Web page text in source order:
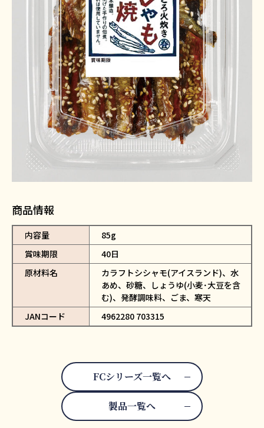
商品情報
内容量
85g
賞味期限
40日
原材料名
カラフトシシャモ(アイスランド)、水
あめ、砂糖、しょうゆ(小麦･大豆を含
む)、発酵調味料、ごま、寒天
JANコード
4962280 703315
FCシリーズ一覧へ
製品一覧へ